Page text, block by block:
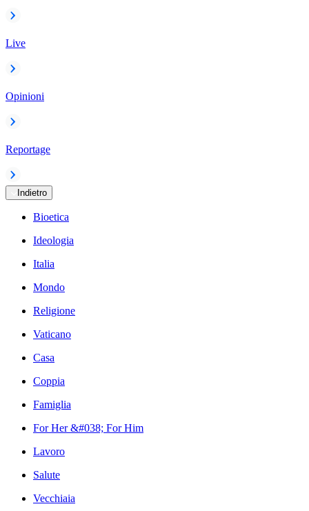
Live
Opinioni
Reportage
Indietro
Bioetica
Ideologia
Italia
Mondo
Religione
Vaticano
Casa
Coppia
Famiglia
For Her &#038; For Him
Lavoro
Salute
Vecchiaia